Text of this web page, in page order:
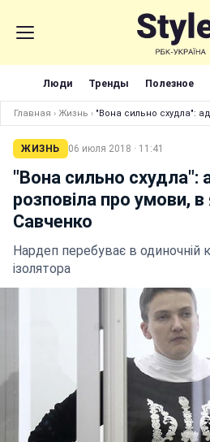
Люди Тренды Полезное
Главная › Жизнь › "Вона сильно схудла":
ЖИЗНЬ 06 июля 2018 · 11:41
"Вона сильно схудла":
розповіла про умови,
Савченко
Нардеп перебуває в одиночній
ізолятора